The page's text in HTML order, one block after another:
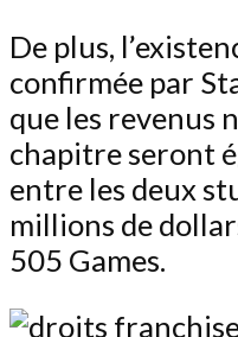
De plus,
confirmée par
que les revenus
chapitre seront
entre les deux
millions de
505 Games.